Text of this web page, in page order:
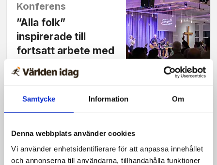
Samtycke Information Om
Denna webbplats använder cookies
Vi använder enhetsidentifierare för att anpassa innehållet
och annonserna till användarna, tillhandahålla funktioner
Konferens
”Alla folk”
inspirerade till
fortsatt arbete med
missions­
befallningen
Huskvarna
Hon sprang tio mil –
på kyrkans löpband